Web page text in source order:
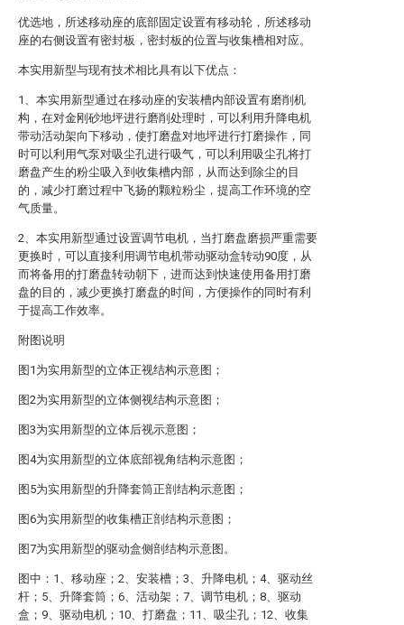
优选地，所述移动座的底部固定设置有移动轮，所述移动
座的右侧设置有密封板，密封板的位置与收集槽相对应。
本实用新型与现有技术相比具有以下优点：
1、本实用新型通过在移动座的安装槽内部设置有磨削机
构，在对金刚砂地坪进行磨削处理时，可以利用升降电机
带动活动架向下移动，使打磨盘对地坪进行打磨操作，同
时可以利用气泵对吸尘孔进行吸气，可以利用吸尘孔将打
磨盘产生的粉尘吸入到收集槽内部，从而达到除尘的目
的，减少打磨过程中飞扬的颗粒粉尘，提高工作环境的空
气质量。
2、本实用新型通过设置调节电机，当打磨盘磨损严重需要
更换时，可以直接利用调节电机带动驱动盒转动90度，从
而将备用的打磨盘转动朝下，进而达到快速使用备用打磨
盘的目的，减少更换打磨盘的时间，方便操作的同时有利
于提高工作效率。
附图说明
图1为实用新型的立体正视结构示意图；
图2为实用新型的立体侧视结构示意图；
图3为实用新型的立体后视示意图；
图4为实用新型的立体底部视角结构示意图；
图5为实用新型的升降套筒正剖结构示意图；
图6为实用新型的收集槽正剖结构示意图；
图7为实用新型的驱动盒侧剖结构示意图。
图中：1、移动座；2、安装槽；3、升降电机；4、驱动丝
杆；5、升降套筒；6、活动架；7、调节电机；8、驱动
盒；9、驱动电机；10、打磨盘；11、吸尘孔；12、收集